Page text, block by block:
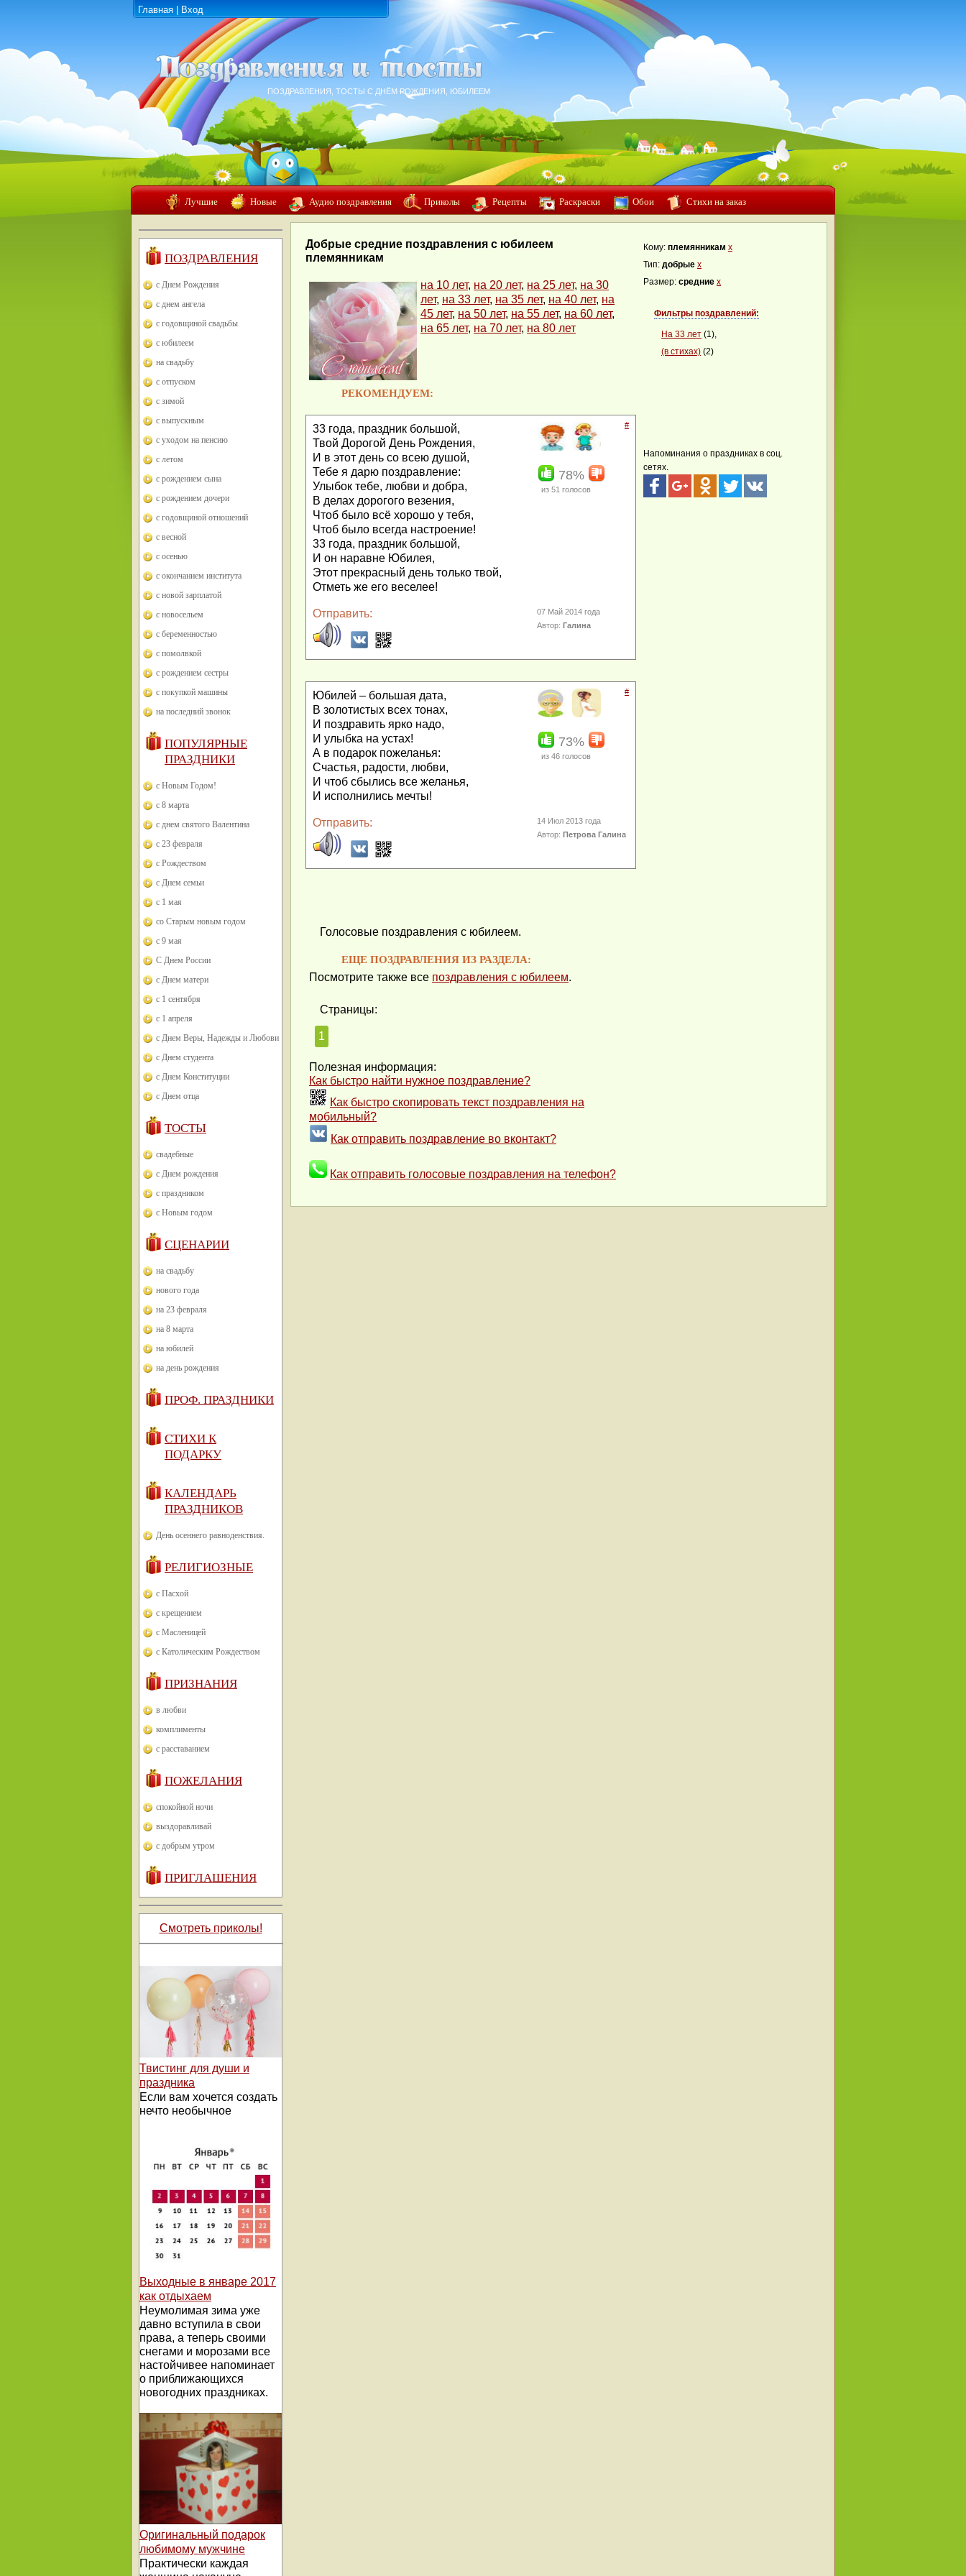
Главная Вход
ПОЗДРАВЛЕНИЯ, ТОСТЫ С ДНЁМ РОЖДЕНИЯ, ЮБИЛЕЕМ
Лучшие Новые Аудио поздравления Приколы Рецепты Раскраски Обои Стихи на заказ
ПОЗДРАВЛЕНИЯ
с Днем Рождения
с днем ангела
с годовщиной свадьбы
с юбилеем
на свадьбу
с отпуском
с зимой
с выпускным
с уходом на пенсию
с летом
с рождением сына
с рождением дочери
с годовщиной отношений
с весной
с осенью
с окончанием института
с новой зарплатой
с новосельем
с беременностью
с помолвкой
с рождением сестры
с покупкой машины
на последний звонок
ПОПУЛЯРНЫЕ
ПРАЗДНИКИ
с Новым Годом!
с 8 марта
с днем святого Валентина
с 23 февраля
с Рождеством
с Днем семьи
с 1 мая
со Старым новым годом
с 9 мая
С Днем России
с Днем матери
с 1 сентября
с 1 апреля
с Днем Веры, Надежды и Любови
с Днем студента
с Днем Конституции
с Днем отца
ТОСТЫ
свадебные
с Днем рождения
с праздником
с Новым годом
СЦЕНАРИИ
на свадьбу
нового года
на 23 февраля
на 8 марта
на юбилей
на день рождения
ПРОФ. ПРАЗДНИКИ
СТИХИ К
ПОДАРКУ
КАЛЕНДАРЬ
ПРАЗДНИКОВ
День осеннего равноденствия.
РЕЛИГИОЗНЫЕ
с Пасхой
с крещением
с Масленицей
с Католическим Рождеством
ПРИЗНАНИЯ
в любви
комплименты
с расставанием
ПОЖЕЛАНИЯ
спокойной ночи
выздоравливай
с добрым утром
ПРИГЛАШЕНИЯ
Смотреть приколы!
Твистинг для души и
праздника
Если вам хочется создать
нечто необычное
Выходные в январе 2017
как отдыхаем
Неумолимая зима уже
давно вступила в свои
права, а теперь своими
снегами и морозами все
настойчивее напоминает
о приближающихся
новогодних праздниках.
Оригинальный подарок
любимому мужчине
Практически каждая
Добрые средние поздравления с юбилеем
племянникам
на 10 лет, на 20 лет, на 25 лет, на 30
лет, на 33 лет, на 35 лет, на 40 лет, на
45 лет, на 50 лет, на 55 лет, на 60 лет,
на 65 лет, на 70 лет, на 80 лет
РЕКОМЕНДУЕМ:
33 года, праздник большой,
Твой Дорогой День Рождения,
И в этот день со всею душой,
Тебе я дарю поздравление:
Улыбок тебе, любви и добра,
В делах дорогого везения,
Чтоб было всё хорошо у тебя,
Чтоб было всегда настроение!
33 года, праздник большой,
И он наравне Юбилея,
Этот прекрасный день только твой,
Отметь же его веселее!
#
78%
из 51 голосов
Отправить:
07 Май 2014 года
Автор: Галина
Юбилей – большая дата,
В золотистых всех тонах,
И поздравить ярко надо,
И улыбка на устах!
А в подарок пожеланья:
Счастья, радости, любви,
И чтоб сбылись все желанья,
И исполнились мечты!
#
73%
из 46 голосов
Отправить:
14 Июл 2013 года
Автор: Петрова Галина
Голосовые поздравления с юбилеем.
ЕЩЕ ПОЗДРАВЛЕНИЯ ИЗ РАЗДЕЛА:
Посмотрите также все поздравления с юбилеем.
Страницы:
1
Полезная информация:
Как быстро найти нужное поздравление?
Как быстро скопировать текст поздравления на
мобильный?
Как отправить поздравление во вконтакт?
Как отправить голосовые поздравления на телефон?
Кому: племянникам x
Тип: добрые x
Размер: средние x
Фильтры поздравлений:
На 33 лет (1),
(в стихах) (2)
Напоминания о праздниках в соц.
сетях.